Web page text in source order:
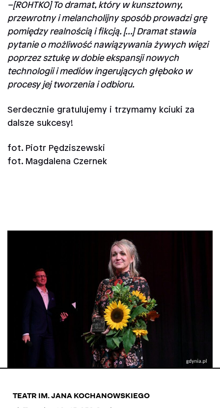
–[ROHTKO] To dramat, który w kunsztowny,
przewrotny i melancholijny sposób prowadzi grę
pomiędzy realnością i fikcją. [...] Dramat stawia
pytanie o możliwość nawiązywania żywych więzi
poprzez sztukę w dobie ekspansji nowych
technologii i mediów ingerujących głęboko w
procesy jej tworzenia i odbioru.
Serdecznie gratulujemy i trzymamy kciuki za
dalsze sukcesy!
fot. Piotr Pędziszewski
fot. Magdalena Czernek
TEATR IM. JANA KOCHANOWSKIEGO